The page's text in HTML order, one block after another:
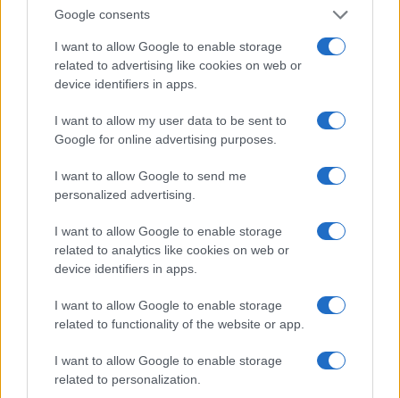
Google consents
I want to allow Google to enable storage
related to advertising like cookies on web or
device identifiers in apps.
I want to allow my user data to be sent to
Google for online advertising purposes.
I want to allow Google to send me
personalized advertising.
I want to allow Google to enable storage
related to analytics like cookies on web or
device identifiers in apps.
I want to allow Google to enable storage
related to functionality of the website or app.
I want to allow Google to enable storage
related to personalization.
ICA Milano presenta mostre, concerti e letture per
l’autunno 2026
NEWS E ATTUALITÀ